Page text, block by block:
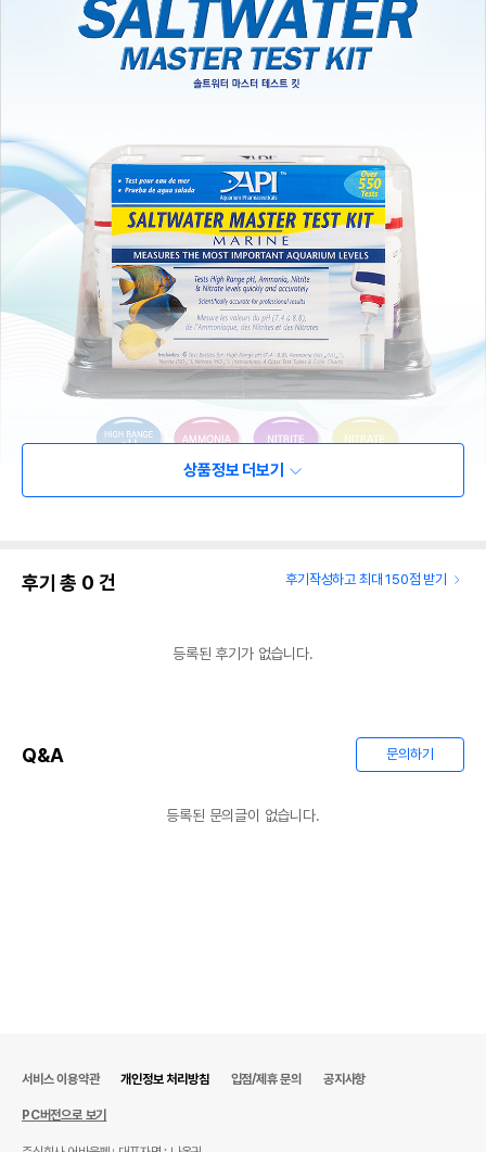
상품정보 더보기
후기 총 0 건 후기작성하고 최대 150점 받기
등록된 후기가 없습니다.
Q&A 문의하기
등록된 문의글이 없습니다.
서비스 이용약관 개인정보 처리방침 입점/제휴 문의 공지사항
PC버전으로 보기